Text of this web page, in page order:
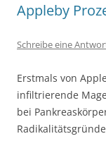
Appleby
Schreibe eine
Erstmals von
infiltrierende
bei